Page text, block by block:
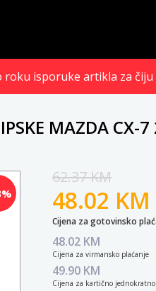
isporuke artikla za
MAZDA CX-
62.37 KM
48.02 KM
Cijena za gotovinsko
48.02 KM
Cijena za virmansko plaćanje
49.90 KM
Cijena za kartično